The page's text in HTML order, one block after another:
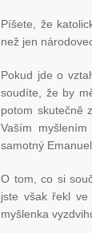
Píšete, že
než jen
Pokud jde o
soudíte, že by
potom skutečně
Vaším
samotný
O tom, co si
jste však řekl
myšlenka